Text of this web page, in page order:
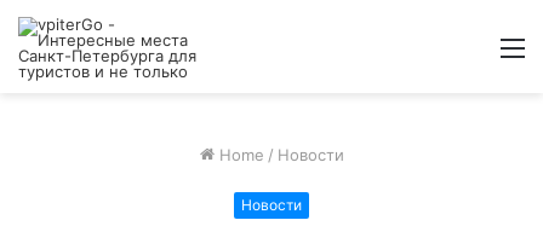
Home / Новости
Новости